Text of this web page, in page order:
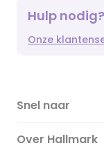
Hulp nodig?
Onze
Snel naar
Over Hallmark